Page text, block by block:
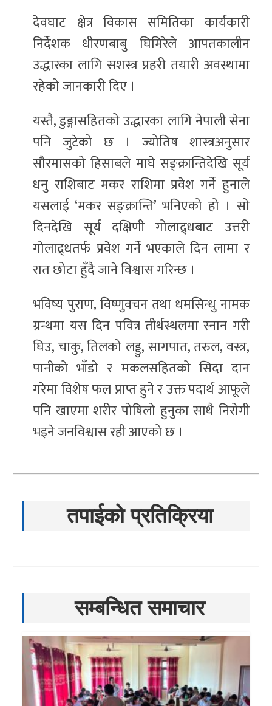
देवघाट क्षेत्र विकास समितिका कार्यकारी
निर्देशक धीरणबाबु घिमिरेले आपतकालीन
उद्धारका लागि सशस्त्र प्रहरी तयारी अवस्थामा
रहेको जानकारी दिए ।
यस्तै, डुङ्गासहितको उद्धारका लागि नेपाली सेना
पनि जुटेको छ । ज्योतिष शास्त्रअनुसार
सौरमासको हिसाबले माघे सङ्क्रान्तिदेखि सूर्य
धनु राशिबाट मकर राशिमा प्रवेश गर्ने हुनाले
यसलाई ‘मकर सङ्क्रान्ति’ भनिएको हो । सो
दिनदेखि सूर्य दक्षिणी गोलाद्र्धबाट उत्तरी
गोलाद्र्धतर्फ प्रवेश गर्ने भएकाले दिन लामा र
रात छोटा हुँदै जाने विश्वास गरिन्छ ।
भविष्य पुराण, विष्णुवचन तथा धमसिन्धु नामक
ग्रन्थमा यस दिन पवित्र तीर्थस्थलमा स्नान गरी
घिउ, चाकु, तिलको लड्डु, सागपात, तरुल, वस्त्र,
पानीको भाँडो र मकलसहितको सिदा दान
गरेमा विशेष फल प्राप्त हुने र उक्त पदार्थ आफूले
पनि खाएमा शरीर पोषिलो हुनुका साथै निरोगी
भइने जनविश्वास रही आएको छ ।
तपाईको प्रतिक्रिया
सम्बन्धित समाचार